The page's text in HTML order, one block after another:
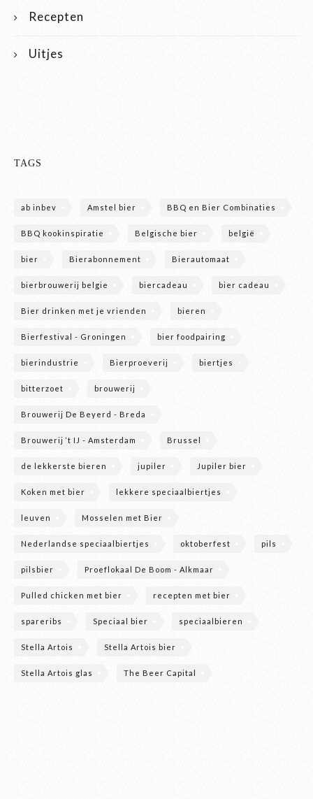
Recepten
Uitjes
TAGS
ab inbev Amstel bier BBQ en Bier Combinaties
BBQ kookinspiratie Belgische bier belgië
bier Bierabonnement Bierautomaat
bierbrouwerij belgie biercadeau bier cadeau
Bier drinken met je vrienden bieren
Bierfestival - Groningen bier foodpairing
bierindustrie Bierproeverij biertjes
bitterzoet brouwerij
Brouwerij De Beyerd - Breda
Brouwerij ‘t IJ - Amsterdam Brussel
de lekkerste bieren jupiler Jupiler bier
Koken met bier lekkere speciaalbiertjes
leuven Mosselen met Bier
Nederlandse speciaalbiertjes oktoberfest pils
pilsbier Proeflokaal De Boom - Alkmaar
Pulled chicken met bier recepten met bier
spareribs Speciaal bier speciaalbieren
Stella Artois Stella Artois bier
Stella Artois glas The Beer Capital